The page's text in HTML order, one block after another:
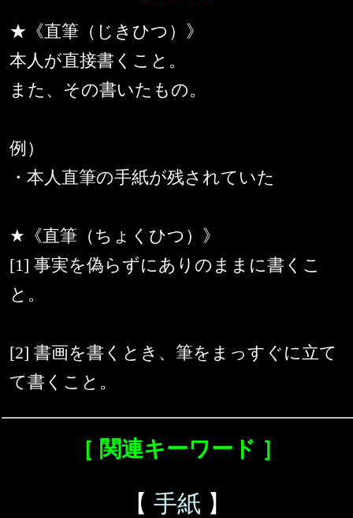
★《直筆（じきひつ）》
本人が直接書くこと。
また、その書いたもの。
例）
・本人直筆の手紙が残されていた
★《直筆（ちょくひつ）》
[1] 事実を偽らずにありのままに書くこ
と。
[2] 書画を書くとき、筆をまっすぐに立て
て書くこと。
［ 関連キーワード ］
【 手紙 】